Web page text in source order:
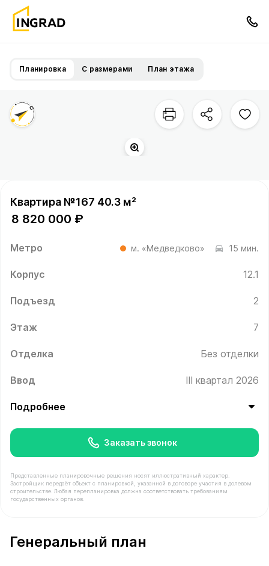
Планировка С размерами План этажа
Квартира №167 40.3 м²
8 820 000 ₽
Метро м. «Медведково» 15 мин.
Корпус 12.1
Подъезд 2
Этаж 7
Отделка Без отделки
Ввод III квартал 2026
Подробнее
Заказать звонок
Представленные планировочные решения носят иллюстративный характер.
Застройщик передаёт объект с планировкой, указанной в договоре участия в долевом
строительстве. Любая перепланировка должна соответствовать требованиям
государственных органов.
Генеральный план